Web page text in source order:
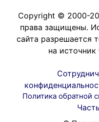
Copyright © 2000-
права защищены.
сайта разрешается
на источник
Политика обратной